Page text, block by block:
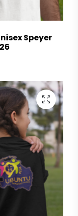
Speyer